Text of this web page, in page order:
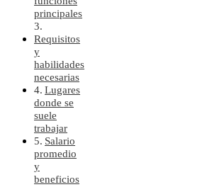
principales
Requisitos
y
habilidades
necesarias
Lugares
donde se
suele
trabajar
Salario
promedio
y
beneficios